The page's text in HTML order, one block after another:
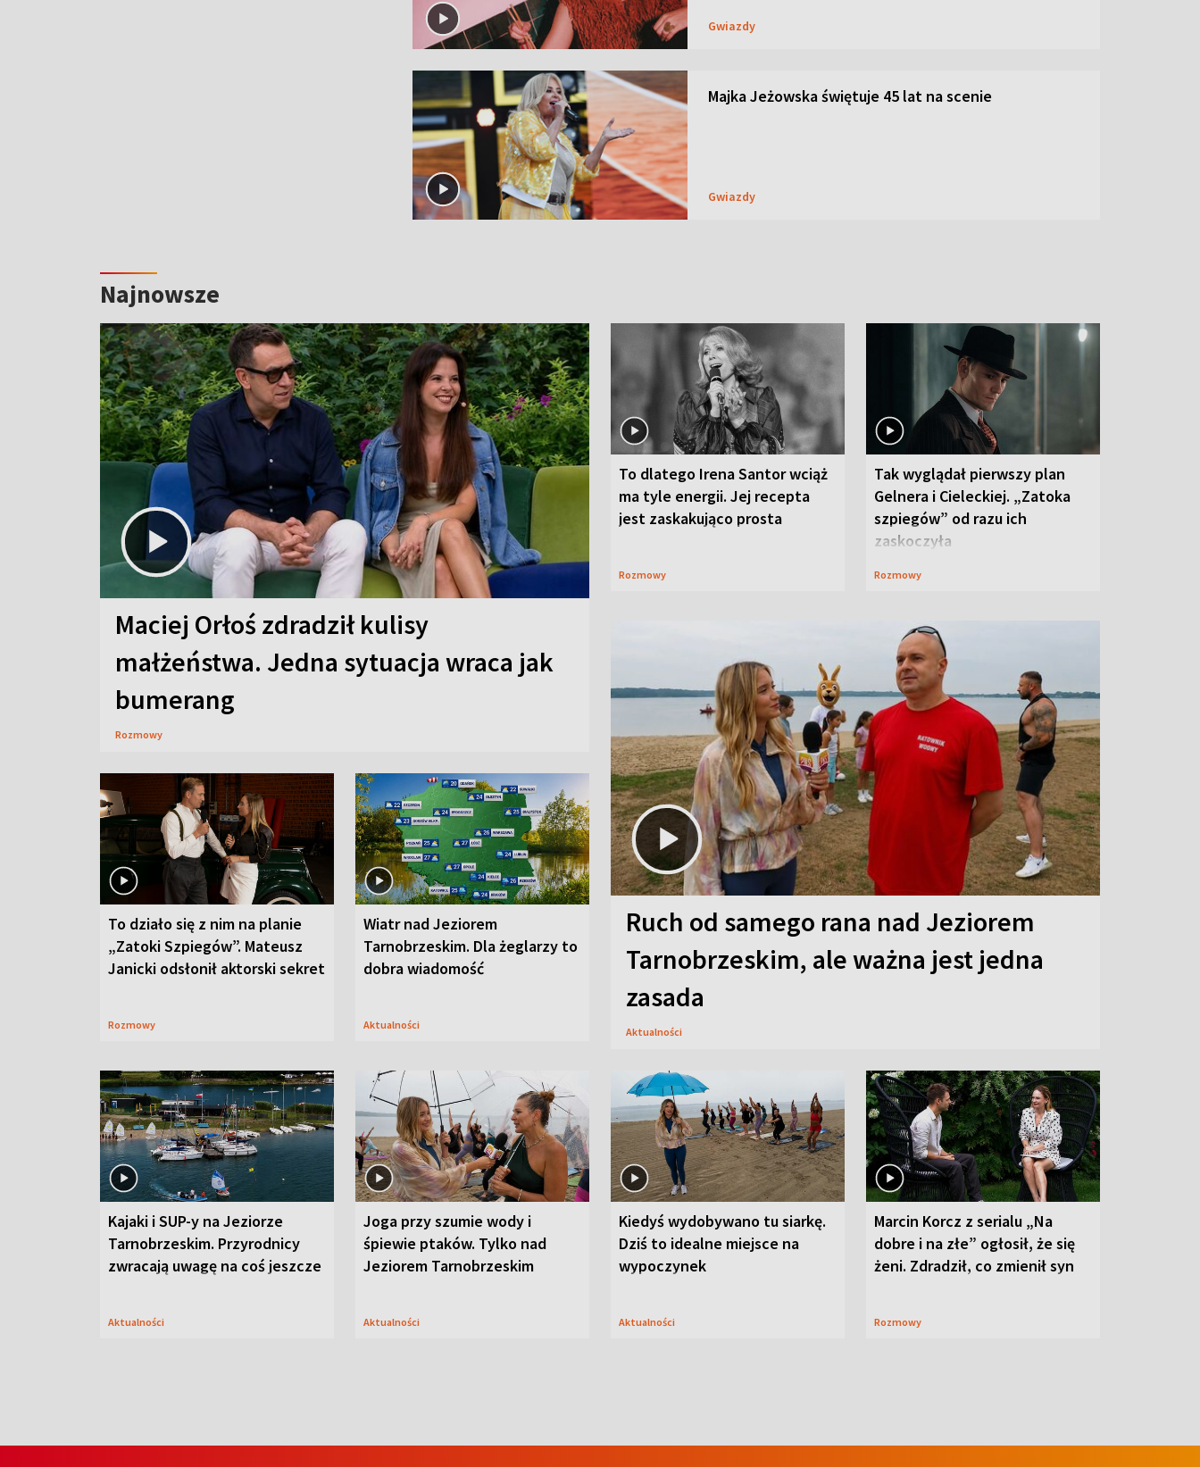
Gwiazdy
Majka Jeżowska świętuje 45 lat na scenie
Gwiazdy
Najnowsze
Maciej Orłoś zdradził kulisy
małżeństwa. Jedna sytuacja wraca jak
bumerang
Rozmowy
To dlatego Irena Santor wciąż
ma tyle energii. Jej recepta
jest zaskakująco prosta
Rozmowy
Tak wyglądał pierwszy plan
Gelnera i Cieleckiej. „Zatoka
szpiegów” od razu ich
zaskoczyła
Rozmowy
To działo się z nim na planie
„Zatoki Szpiegów”. Mateusz
Janicki odsłonił aktorski sekret
Rozmowy
Wiatr nad Jeziorem
Tarnobrzeskim. Dla żeglarzy to
dobra wiadomość
Aktualności
Ruch od samego rana nad Jeziorem
Tarnobrzeskim, ale ważna jest jedna
zasada
Aktualności
Kajaki i SUP-y na Jeziorze
Tarnobrzeskim. Przyrodnicy
zwracają uwagę na coś jeszcze
Aktualności
Joga przy szumie wody i
śpiewie ptaków. Tylko nad
Jeziorem Tarnobrzeskim
Aktualności
Kiedyś wydobywano tu siarkę.
Dziś to idealne miejsce na
wypoczynek
Aktualności
Marcin Korcz z serialu „Na
dobre i na złe” ogłosił, że się
żeni. Zdradził, co zmienił syn
Rozmowy